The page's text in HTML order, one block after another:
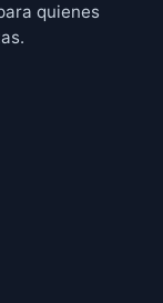
quienes